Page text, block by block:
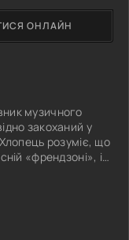
музичного
закоханий у
розуміє, що
«френдзоні», і
звичайними
в
під назвою
згідно з
ОНЛАЙН